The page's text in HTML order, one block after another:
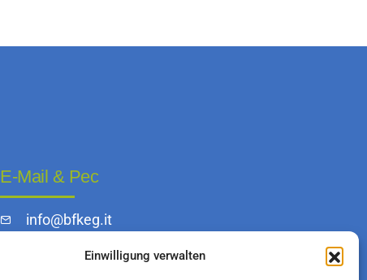
Einwilligung verwalten
E-Mail & Pec
info@bfkeg.it